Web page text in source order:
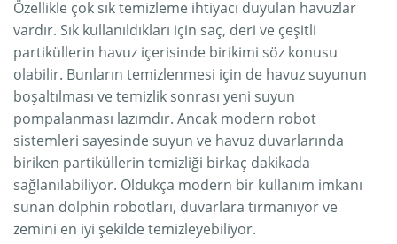
Özellikle çok sık temizleme ihtiyacı duyulan havuzlar
vardır. Sık kullanıldıkları için saç, deri ve çeşitli
partiküllerin havuz içerisinde birikimi söz konusu
olabilir. Bunların temizlenmesi için de havuz suyunun
boşaltılması ve temizlik sonrası yeni suyun
pompalanması lazımdır. Ancak modern robot
sistemleri sayesinde suyun ve havuz duvarlarında
biriken partiküllerin temizliği birkaç dakikada
sağlanılabiliyor. Oldukça modern bir kullanım imkanı
sunan dolphin robotları, duvarlara tırmanıyor ve
zemini en iyi şekilde temizleyebiliyor.